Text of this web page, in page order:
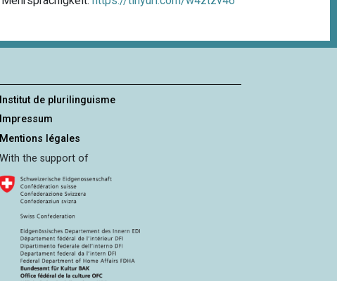
Institut de plurilinguisme
Impressum
Mentions légales
With the support of